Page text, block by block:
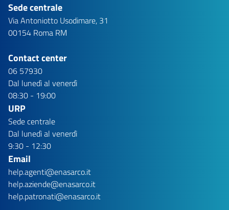
Sede centrale
Via Antoniotto Usodimare, 31
00154 Roma RM
Contact center
06 57930
Dal lunedì al venerdì
08:30 - 19:00
URP
Sede centrale
Dal lunedì al venerdì
9:30 - 12:30
Email
help.agenti@enasarco.it
help.aziende@enasarco.it
help.patronati@enasarco.it